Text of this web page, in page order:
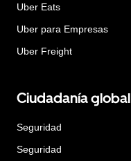
Uber Eats
Uber para Empresas
Uber Freight
Ciudadanía global
Seguridad
Seguridad